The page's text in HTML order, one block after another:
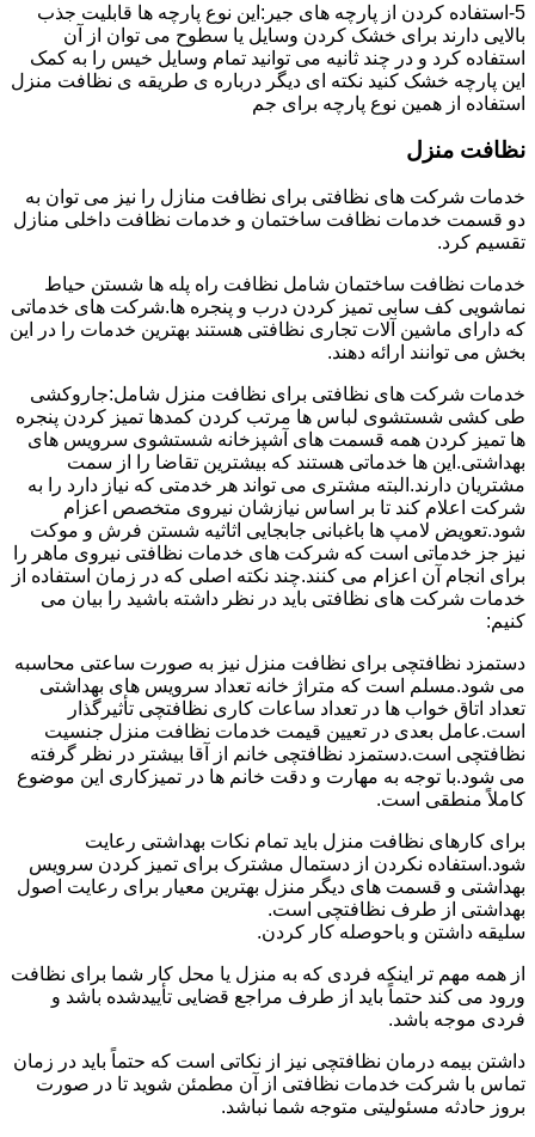
5-استفاده کردن از پارچه های جیر:این نوع پارچه ها قابلیت جذب
بالایی دارند برای خشک کردن وسایل یا سطوح می توان از آن
استفاده کرد و در چند ثانیه می توانید تمام وسایل خیس را به کمک
این پارچه خشک کنید نکته ای دیگر درباره ی طریقه ی نظافت منزل
استفاده از همین نوع پارچه برای جم
نظافت منزل
خدمات شرکت های نظافتی برای نظافت منازل را نیز می توان به
دو قسمت خدمات نظافت ساختمان و خدمات نظافت داخلی منازل
تقسیم کرد.
خدمات نظافت ساختمان شامل نظافت راه پله ها شستن حیاط
نماشویی کف سابی تمیز کردن درب و پنجره ها.شرکت های خدماتی
که دارای ماشین آلات تجاری نظافتی هستند بهترین خدمات را در این
بخش می توانند ارائه دهند.
خدمات شرکت های نظافتی برای نظافت منزل شامل:جاروکشی
طی کشی شستشوی لباس ها مرتب کردن کمدها تمیز کردن پنجره
ها تمیز کردن همه قسمت های آشپزخانه شستشوی سرویس های
بهداشتی.این ها خدماتی هستند که بیشترین تقاضا را از سمت
مشتریان دارند.البته مشتری می تواند هر خدمتی که نیاز دارد را به
شرکت اعلام کند تا بر اساس نیازشان نیروی متخصص اعزام
شود.تعویض لامپ ها باغبانی جابجایی اثاثیه شستن فرش و موکت
نیز جز خدماتی است که شرکت های خدمات نظافتی نیروی ماهر را
برای انجام آن اعزام می کنند.چند نکته اصلی که در زمان استفاده از
خدمات شرکت های نظافتی باید در نظر داشته باشید را بیان می
کنیم:
دستمزد نظافتچی برای نظافت منزل نیز به صورت ساعتی محاسبه
می شود.مسلم است که متراژ خانه تعداد سرویس های بهداشتی
تعداد اتاق خواب ها در تعداد ساعات کاری نظافتچی تأثیرگذار
است.عامل بعدی در تعیین قیمت خدمات نظافت منزل جنسیت
نظافتچی است.دستمزد نظافتچی خانم از آقا بیشتر در نظر گرفته
می شود.با توجه به مهارت و دقت خانم ها در تمیزکاری این موضوع
کاملاً منطقی است.
برای کارهای نظافت منزل باید تمام نکات بهداشتی رعایت
شود.استفاده نکردن از دستمال مشترک برای تمیز کردن سرویس
بهداشتی و قسمت های دیگر منزل بهترین معیار برای رعایت اصول
بهداشتی از طرف نظافتچی است.
سلیقه داشتن و باحوصله کار کردن.
از همه مهم تر اینکه فردی که به منزل یا محل کار شما برای نظافت
ورود می کند حتماً باید از طرف مراجع قضایی تأییدشده باشد و
فردی موجه باشد.
داشتن بیمه درمان نظافتچی نیز از نکاتی است که حتماً باید در زمان
تماس با شرکت خدمات نظافتی از آن مطمئن شوید تا در صورت
بروز حادثه مسئولیتی متوجه شما نباشد.